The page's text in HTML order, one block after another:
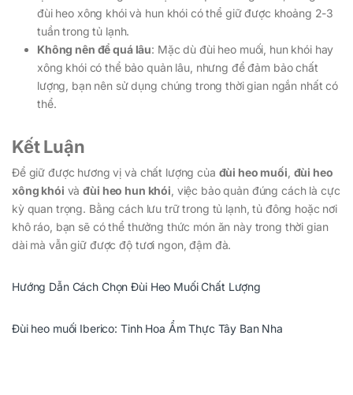
đùi heo xông khói và hun khói có thể giữ được khoảng 2-3
tuần trong tủ lạnh.
Không nên để quá lâu: Mặc dù đùi heo muối, hun khói hay
xông khói có thể bảo quản lâu, nhưng để đảm bảo chất
lượng, bạn nên sử dụng chúng trong thời gian ngắn nhất có
thể.
Kết Luận
Để giữ được hương vị và chất lượng của đùi heo muối đùi heo
xông khói vàđùi heo hun khói , việc bảo quản đúng cách là cực
kỳ quan trọng. Bằng cách lưu trữ trong tủ lạnh, tủ đông hoặc nơi
khô ráo, bạn sẽ có thể thưởng thức món ăn này trong thời gian
dài mà vẫn giữ được độ tươi ngon, đậm đà.
Hướng Dẫn Cách Chọn Đùi Heo Muối Chất Lượng
Đùi heo muối Iberico: Tinh Hoa Ẩm Thực Tây Ban Nha